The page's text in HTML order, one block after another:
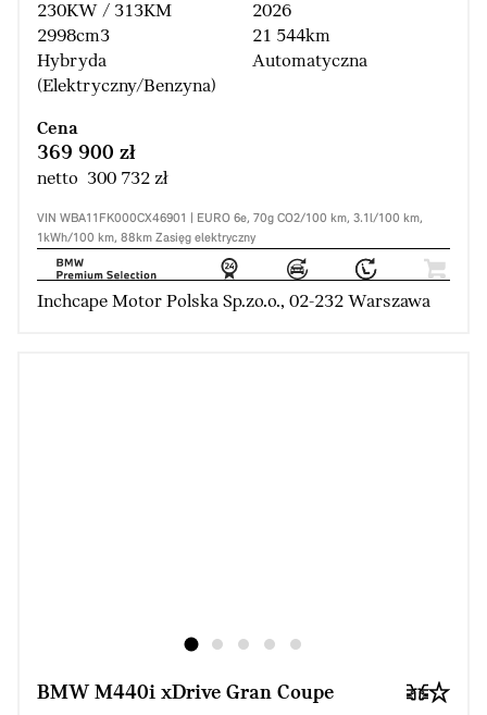
230KW / 313KM
2998cm3
Hybryda
(Elektryczny/Benzyna)
2026
21 544km
Automatyczna
Cena
369 900 zł
netto 300 732 zł
VIN WBA11FK000CX46901 | EURO 6e, 70g CO2/100 km, 3.1l/100 km,
1kWh/100 km, 88km Zasięg elektryczny
Inchcape Motor Polska Sp.zo.o., 02-232 Warszawa
BMW M440i xDrive Gran Coupe